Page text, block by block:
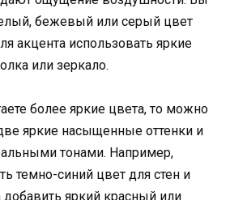
бежевый или серый цвет
акцента использовать яркие
или зеркало.
более яркие цвета, то можно
яркие насыщенные оттенки и
тонами. Например,
темно-синий цвет для стен и
добавить яркий красный или